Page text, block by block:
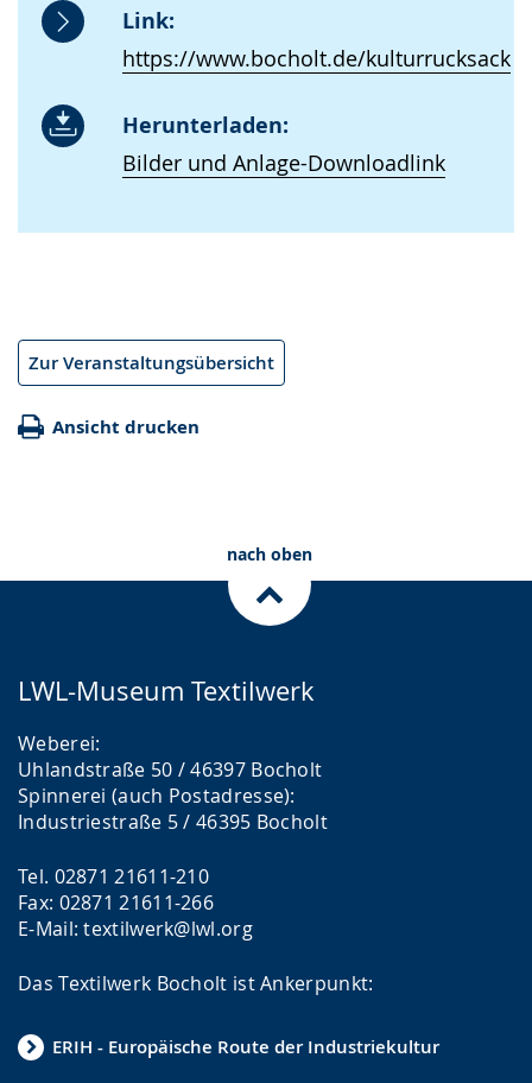
Link:
https://www.bocholt.de/kulturrucksack
Herunterladen:
Bilder und Anlage-Downloadlink
Zur Veranstaltungsübersicht
Ansicht drucken
nach oben
LWL-Museum Textilwerk
Weberei:
Uhlandstraße 50 / 46397 Bocholt
Spinnerei (auch Postadresse):
Industriestraße 5 / 46395 Bocholt
Tel. 02871 21611-210
Fax: 02871 21611-266
E-Mail: textilwerk@lwl.org
Das Textilwerk Bocholt ist Ankerpunkt:
ERIH - Europäische Route der Industriekultur